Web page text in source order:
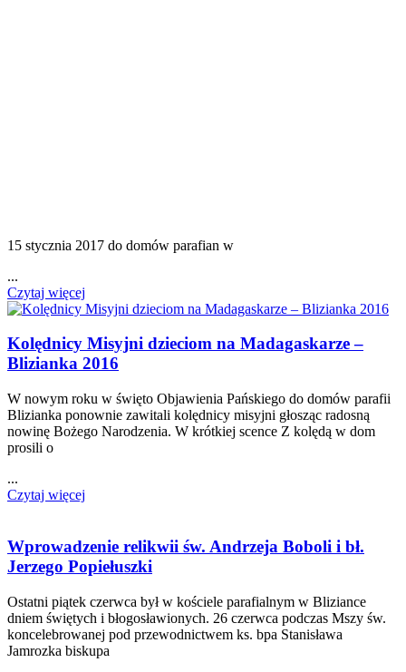
15 stycznia 2017 do domów parafian w
...
Czytaj więcej
Kolędnicy Misyjni dzieciom na Madagaskarze –
Blizianka 2016
W nowym roku w święto Objawienia Pańskiego do domów parafii
Blizianka ponownie zawitali kolędnicy misyjni głosząc radosną
nowinę Bożego Narodzenia. W krótkiej scence Z kolędą w dom
prosili o
...
Czytaj więcej
Wprowadzenie relikwii św. Andrzeja Boboli i bł.
Jerzego Popiełuszki
Ostatni piątek czerwca był w kościele parafialnym w Bliziance
dniem świętych i błogosławionych. 26 czerwca podczas Mszy św.
koncelebrowanej pod przewodnictwem ks. bpa Stanisława
Jamrozka biskupa